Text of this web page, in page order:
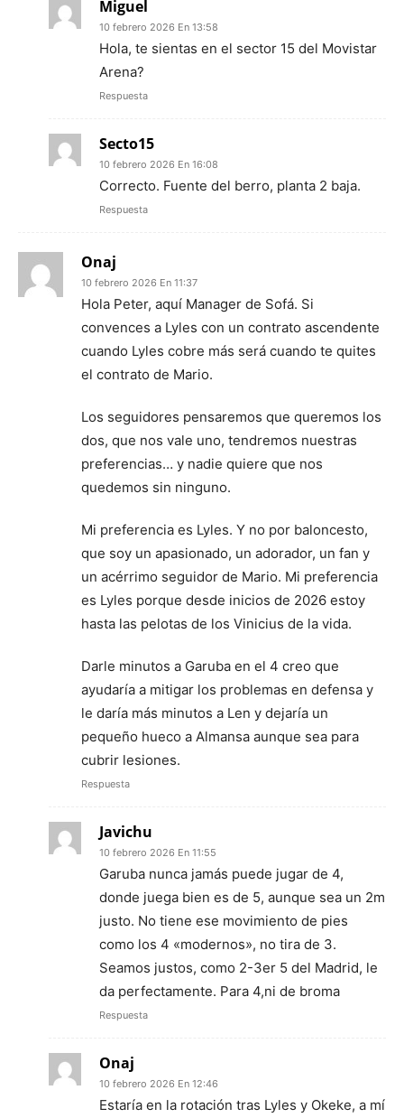
Miguel
10 febrero 2026 En 13:58
Hola, te sientas en el sector 15 del Movistar
Arena?
Respuesta
Secto15
10 febrero 2026 En 16:08
Correcto. Fuente del berro, planta 2 baja.
Respuesta
Onaj
10 febrero 2026 En 11:37
Hola Peter, aquí Manager de Sofá. Si
convences a Lyles con un contrato ascendente
cuando Lyles cobre más será cuando te quites
el contrato de Mario.
Los seguidores pensaremos que queremos los
dos, que nos vale uno, tendremos nuestras
preferencias… y nadie quiere que nos
quedemos sin ninguno.
Mi preferencia es Lyles. Y no por baloncesto,
que soy un apasionado, un adorador, un fan y
un acérrimo seguidor de Mario. Mi preferencia
es Lyles porque desde inicios de 2026 estoy
hasta las pelotas de los Vinicius de la vida.
Darle minutos a Garuba en el 4 creo que
ayudaría a mitigar los problemas en defensa y
le daría más minutos a Len y dejaría un
pequeño hueco a Almansa aunque sea para
cubrir lesiones.
Respuesta
Javichu
10 febrero 2026 En 11:55
Garuba nunca jamás puede jugar de 4,
donde juega bien es de 5, aunque sea un 2m
justo. No tiene ese movimiento de pies
como los 4 «modernos», no tira de 3.
Seamos justos, como 2-3er 5 del Madrid, le
da perfectamente. Para 4,ni de broma
Respuesta
Onaj
10 febrero 2026 En 12:46
Estaría en la rotación tras Lyles y Okeke, a mí